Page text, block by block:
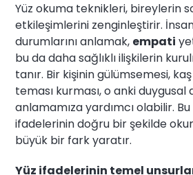
Yüz okuma teknikleri, bireylerin
etkileşimlerini zenginleştirir.
durumlarını anlamak, empati
bu da daha sağlıklı ilişkilerin
tanır. Bir kişinin gülümsemesi,
teması kurması, o anki duygusal
anlamamıza yardımcı olabilir.
ifadelerinin doğru bir şekilde
büyük bir fark yaratır.
Yüz ifadelerinin temel